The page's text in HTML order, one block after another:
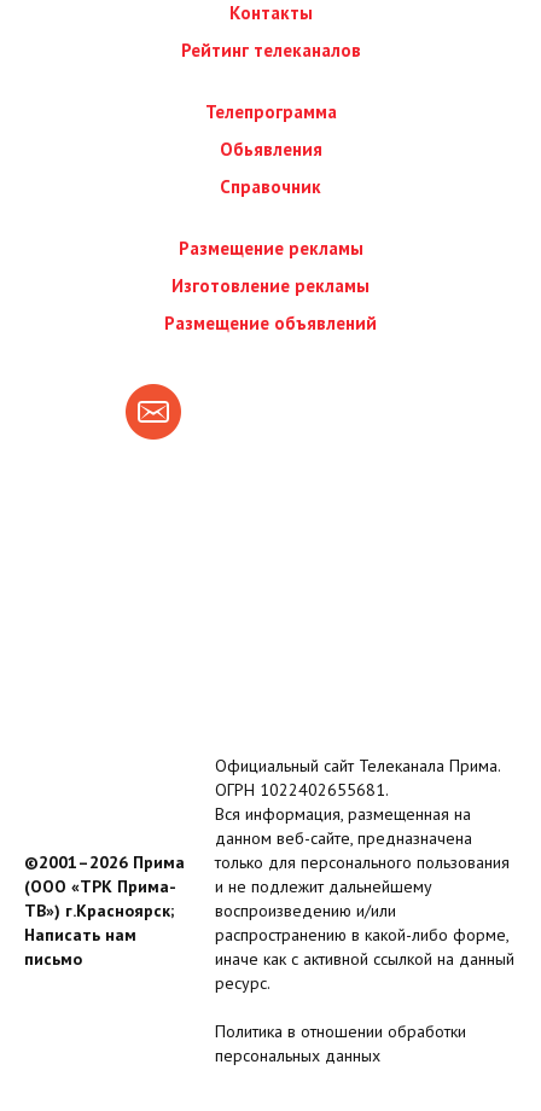
Контакты
Рейтинг телеканалов
Телепрограмма
Обьявления
Справочник
Размещение рекламы
Изготовление рекламы
Размещение объявлений
©2001–2026 Прима
(ООО «ТРК Прима-
ТВ») г.Красноярск;
Написать нам
письмо
Официальный сайт Телеканала Прима.
ОГРН 1022402655681.
Вся информация, размещенная на
данном веб-сайте, предназначена
только для персонального пользования
и не подлежит дальнейшему
воспроизведению и/или
распространению в какой-либо форме,
иначе как с активной ссылкой на данный
ресурс.
Политика в отношении обработки
персональных данных